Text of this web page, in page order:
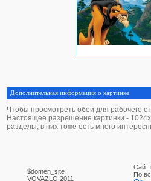
Дополнительная информация о картинке:
Чтобы просмотреть обои для рабочего
Настоящее разрешение картинки -
разделы, в них тоже есть много
$domen_site
VOVAZLO 2011
Сайт
По